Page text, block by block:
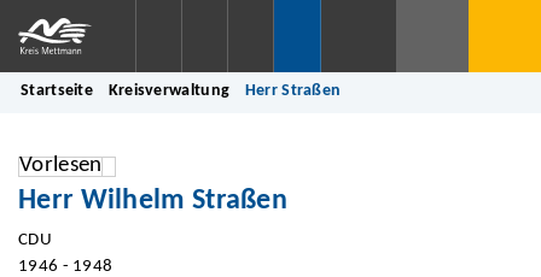
Startseite Kreisverwaltung Herr Straßen
Vorlesen
Herr Wilhelm Straßen
CDU
1946 - 1948